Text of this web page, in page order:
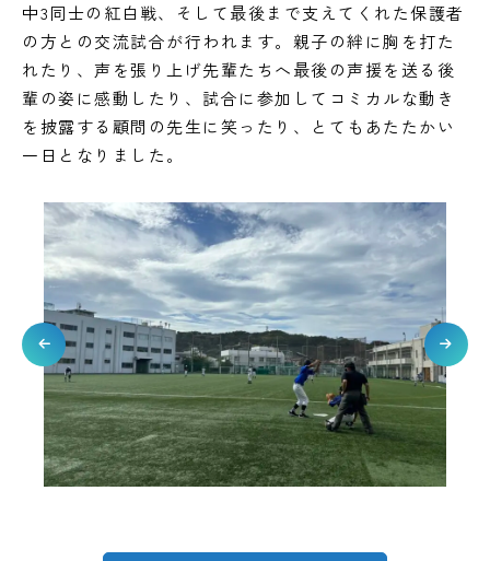
中3同士の紅白戦、そして最後まで支えてくれた保護者
の方との交流試合が行われます。親子の絆に胸を打た
れたり、声を張り上げ先輩たちへ最後の声援を送る後
輩の姿に感動したり、試合に参加してコミカルな動き
を披露する顧問の先生に笑ったり、とてもあたたかい
一日となりました。